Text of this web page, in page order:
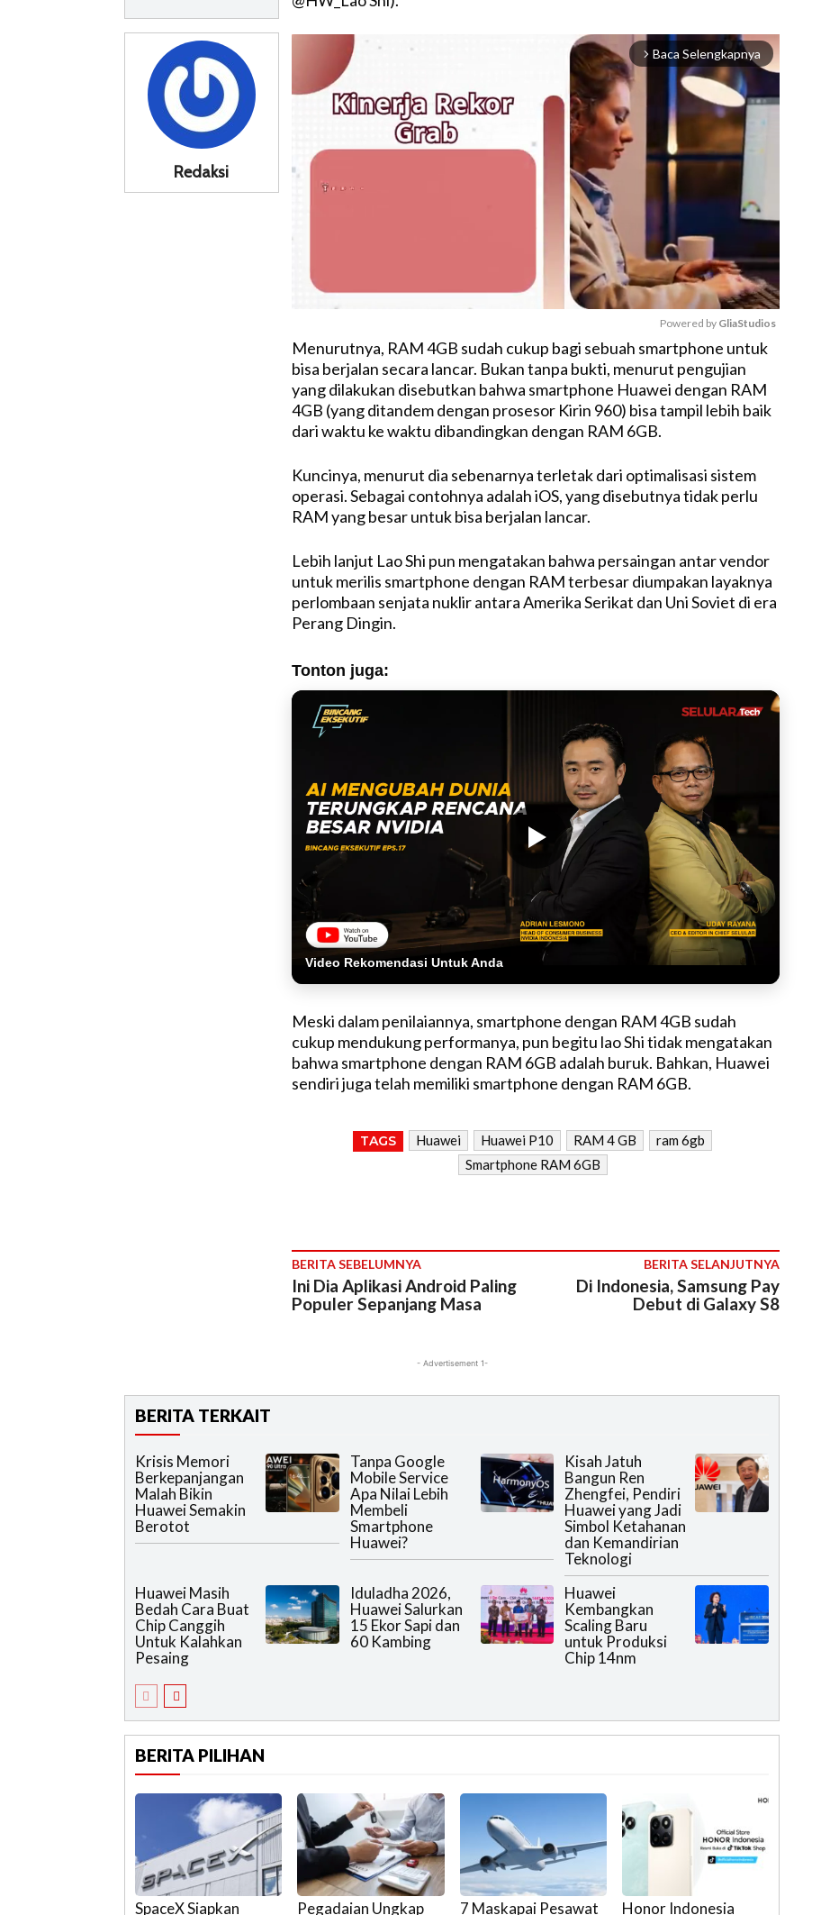
Redaksi
arrow_forward_ios Baca Selengkapnya
M
u
Powered by GliaStudios
Menurutnya, RAM 4GB sudah cukup bagi sebuah smartphone untuk
bisa berjalan secara lancar. Bukan tanpa bukti, menurut pengujian
yang dilakukan disebutkan bahwa smartphone Huawei dengan RAM
4GB (yang ditandem dengan prosesor Kirin 960) bisa tampil lebih baik
dari waktu ke waktu dibandingkan dengan RAM 6GB.
Kuncinya, menurut dia sebenarnya terletak dari optimalisasi sistem
operasi. Sebagai contohnya adalah iOS, yang disebutnya tidak perlu
RAM yang besar untuk bisa berjalan lancar.
Lebih lanjut Lao Shi pun mengatakan bahwa persaingan antar vendor
untuk merilis smartphone dengan RAM terbesar diumpakan layaknya
perlombaan senjata nuklir antara Amerika Serikat dan Uni Soviet di era
Perang Dingin.
Tonton juga:
Video Rekomendasi Untuk Anda
Meski dalam penilaiannya, smartphone dengan RAM 4GB sudah
cukup mendukung performanya, pun begitu lao Shi tidak mengatakan
bahwa smartphone dengan RAM 6GB adalah buruk. Bahkan, Huawei
sendiri juga telah memiliki smartphone dengan RAM 6GB.
TAGS Huawei Huawei P10 RAM 4 GB
ram 6gb
Smartphone RAM 6GB
BERITA SEBELUMNYA
Ini Dia Aplikasi Android Paling
Populer Sepanjang Masa
BERITA SELANJUTNYA
Di Indonesia, Samsung Pay
Debut di Galaxy S8
- Advertisement 1-
BERITA TERKAIT
Krisis Memori
Berkepanjangan
Malah Bikin
Huawei Semakin
Berotot
Tanpa Google
Mobile Service
Apa Nilai Lebih
Membeli
Smartphone
Huawei?
Kisah Jatuh
Bangun Ren
Zhengfei, Pendiri
Huawei yang Jadi
Simbol Ketahanan
dan Kemandirian
Teknologi
Huawei Masih
Bedah Cara Buat
Chip Canggih
Untuk Kalahkan
Pesaing
Iduladha 2026,
Huawei Salurkan
15 Ekor Sapi dan
60 Kambing
Huawei
Kembangkan
Scaling Baru
untuk Produksi
Chip 14nm
BERITA PILIHAN
SpaceX Siapkan Pegadaian Ungkap 7 Maskapai Pesawat Honor Indonesia